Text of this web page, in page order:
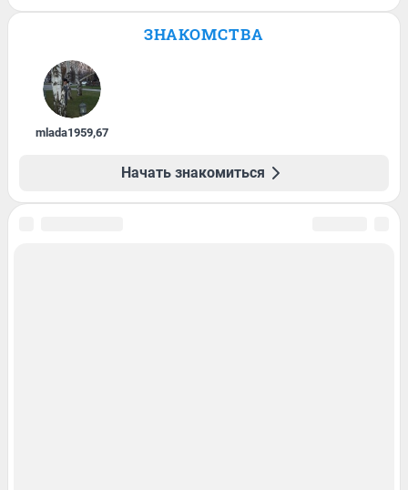
ЗНАКОМСТВА
mlada1959,67
Начать знакомиться